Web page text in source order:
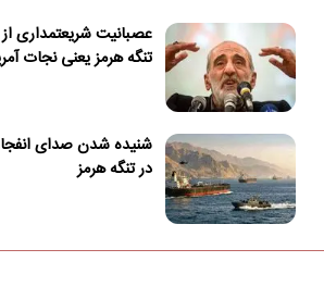
عصبانیت شریعتمداری
تنگه هرمز یعنی نجات
شنیده شدن صدای
در تنگه هرمز